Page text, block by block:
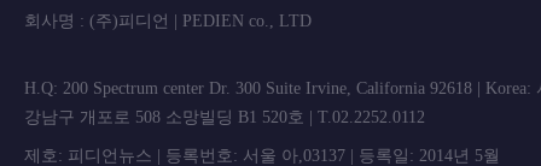
회사명 : (주)피디언 | PEDIEN co.,
H.Q: 200 Spectrum center Dr. 300 Suite Irvine, California 92618 | Korea:
강남구 개포로 508 소망빌딩 B1 520호 | T.02.2252.0112
제호: 피디언뉴스 | 등록번호: 서울 아,03137 | 등록일: 2014년 5월